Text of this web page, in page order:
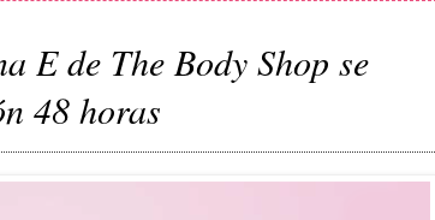
E de The Body Shop se
48 horas